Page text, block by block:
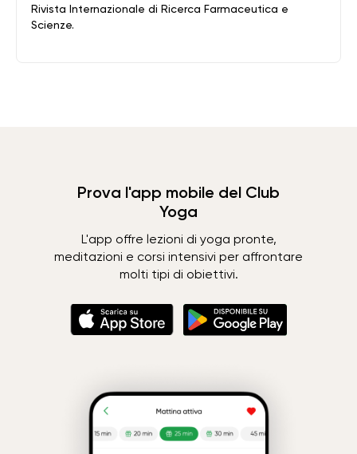
Rivista Internazionale di Ricerca Farmaceutica e
Scienze.
Prova l'app mobile del Club
Yoga
L'app offre lezioni di yoga pronte,
meditazioni e corsi intensivi per affrontare
molti tipi di obiettivi.